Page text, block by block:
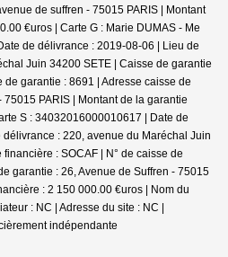
de suffren - 75015 PARIS | Montant
€uros | Carte G : Marie DUMAS - Me
de délivrance : 2019-08-06 | Lieu de
Juin 34200 SETE | Caisse de garantie
de garantie : 8691 | Adresse caisse de
PARIS | Montant de la garantie
S : 34032016000010617 | Date de
: 220, avenue du Maréchal Juin
: SOCAF | N° de caisse de
garantie : 26, Avenue de Suffren - 75015
: 2 150 000.00 €uros | Nom du
: NC | Adresse du site : NC |
indépendante